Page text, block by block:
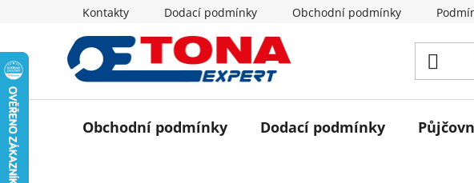
Kontakty Dodací podmínky Obchodní podmínky
Obchodní podmínky Dodací podmínky